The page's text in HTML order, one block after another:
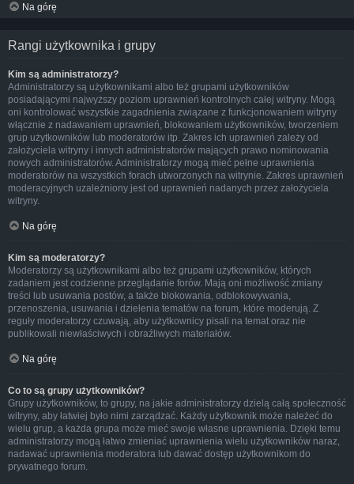
Na górę
Rangi użytkownika i grupy
Kim są administratorzy?
Administratorzy są użytkownikami albo też grupami użytkowników
posiadającymi najwyższy poziom uprawnień kontrolnych całej witryny. Mogą
oni kontrolować wszystkie zagadnienia związane z funkcjonowaniem witryny
włącznie z nadawaniem uprawnień, blokowaniem użytkowników, tworzeniem
grup użytkowników lub moderatorów itp. Zakres ich uprawnień zależy od
założyciela witryny i innych administratorów mających prawo nominowania
nowych administratorów. Administratorzy mogą mieć pełne uprawnienia
moderatorów na wszystkich forach utworzonych na witrynie. Zakres uprawnień
moderacyjnych uzależniony jest od uprawnień nadanych przez założyciela
witryny.
Na górę
Kim są moderatorzy?
Moderatorzy są użytkownikami albo też grupami użytkowników, których
zadaniem jest codzienne przeglądanie forów. Mają oni możliwość zmiany
treści lub usuwania postów, a także blokowania, odblokowywania,
przenoszenia, usuwania i dzielenia tematów na forum, które moderują. Z
reguły moderatorzy czuwają, aby użytkownicy pisali na temat oraz nie
publikowali niewłaściwych i obraźliwych materiałów.
Na górę
Co to są grupy użytkowników?
Grupy użytkowników, to grupy, na jakie administratorzy dzielą całą społeczność
witryny, aby łatwiej było nimi zarządzać. Każdy użytkownik może należeć do
wielu grup, a każda grupa może mieć swoje własne uprawnienia. Dzięki temu
administratorzy mogą łatwo zmieniać uprawnienia wielu użytkowników naraz,
nadawać uprawnienia moderatora lub dawać dostęp użytkownikom do
prywatnego forum.